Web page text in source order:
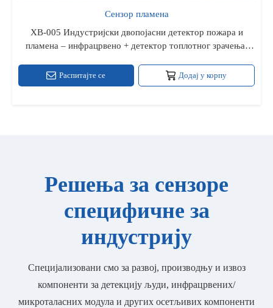
Сензор пламена
ХВ-005 Индустријски двопојасни детектор пожара и
пламена – инфрацрвено + детектор топлотног зрачења,
напајано РС‑8, метално кућиште ИП66 за затворене и
спољашње просторе
Распитајте се Додај у корпу
Решења за сензоре
специфичне за
индустрију
Специјализовани смо за развој, производњу и извоз
компоненти за детекцију људи, инфрацрвених/
микроталасних модула и других осетљивих компоненти